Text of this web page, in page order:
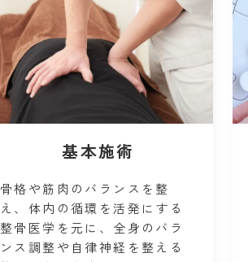
基本施術
骨格や筋肉のバランスを整
え、体内の循環を活発にする
整骨医学を元に、全身のバラ
ンス調整や自律神経を整える